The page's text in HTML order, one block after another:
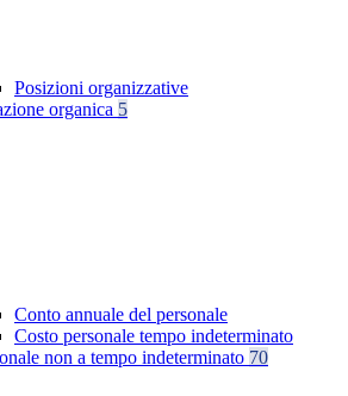
Posizioni organizzative
organica 5
Conto annuale del personale
Costo personale tempo indeterminato
non a tempo indeterminato 70